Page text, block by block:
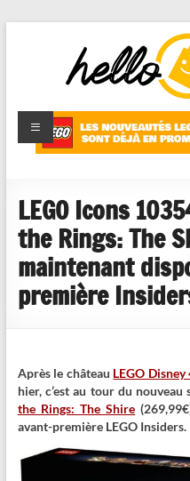
HelloBricks
Blog LEGO,
nouveaut�s
reviews
LEGO Icons
the Rings: The
maintenant
première
Après le château LEGO
hier, c’est au tour du nouveau
the Rings: The Shire
avant-première LEGO Insiders.